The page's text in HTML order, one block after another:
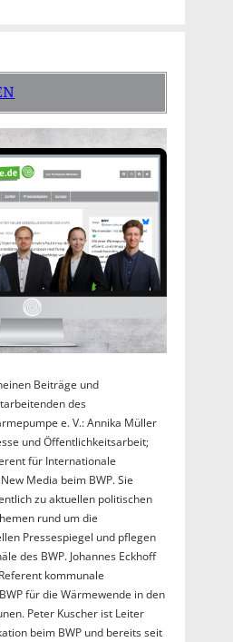
Beiträge und
des
e. V.: Annika Müller
und Öffentlichkeitsarbeit;
für Internationale
Media beim BWP. Sie
zu aktuellen politischen
rund um die
Pressespiegel und pflegen
des BWP. Johannes Eckhoff
kommunale
für die Wärmewende in den
Peter Kuscher ist Leiter
beim BWP und bereits seit